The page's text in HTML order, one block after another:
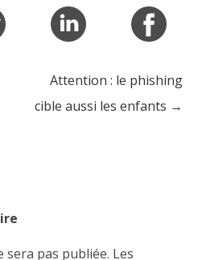
Attention : le phishing
cible aussi les enfants →
sera pas publiée. Les